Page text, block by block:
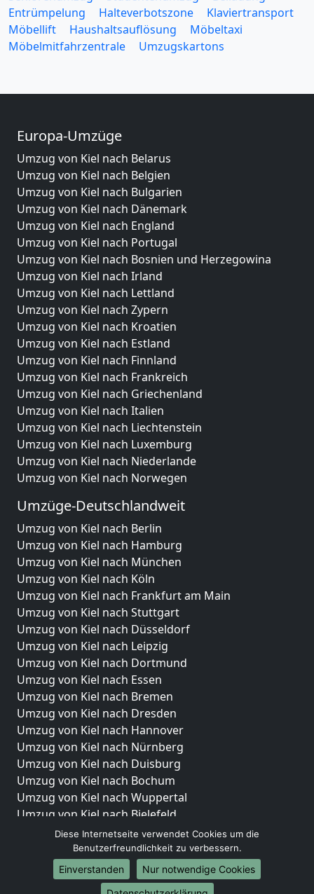
Entrümpelung
Halteverbotszone
Klaviertransport
Möbellift
Haushaltsauflösung
Möbeltaxi
Möbelmitfahrzentrale
Umzugskartons
Europa-Umzüge
Umzug von Kiel nach Belarus
Umzug von Kiel nach Belgien
Umzug von Kiel nach Bulgarien
Umzug von Kiel nach Dänemark
Umzug von Kiel nach England
Umzug von Kiel nach Portugal
Umzug von Kiel nach Bosnien und Herzegowina
Umzug von Kiel nach Irland
Umzug von Kiel nach Lettland
Umzug von Kiel nach Zypern
Umzug von Kiel nach Kroatien
Umzug von Kiel nach Estland
Umzug von Kiel nach Finnland
Umzug von Kiel nach Frankreich
Umzug von Kiel nach Griechenland
Umzug von Kiel nach Italien
Umzug von Kiel nach Liechtenstein
Umzug von Kiel nach Luxemburg
Umzug von Kiel nach Niederlande
Umzug von Kiel nach Norwegen
Umzüge-Deutschlandweit
Umzug von Kiel nach Berlin
Umzug von Kiel nach Hamburg
Umzug von Kiel nach München
Umzug von Kiel nach Köln
Umzug von Kiel nach Frankfurt am Main
Umzug von Kiel nach Stuttgart
Umzug von Kiel nach Düsseldorf
Umzug von Kiel nach Leipzig
Umzug von Kiel nach Dortmund
Umzug von Kiel nach Essen
Umzug von Kiel nach Bremen
Umzug von Kiel nach Dresden
Umzug von Kiel nach Hannover
Umzug von Kiel nach Nürnberg
Umzug von Kiel nach Duisburg
Umzug von Kiel nach Bochum
Umzug von Kiel nach Wuppertal
Umzug von Kiel nach Bielefeld
Umzug von Kiel nach Bonn
Umzug von Kiel nach Münster
Internationale-Umzüge
Diese Internetseite verwendet Cookies um die
Benutzerfreundlichkeit zu verbessern.
Einverstanden
Nur notwendige Cookies